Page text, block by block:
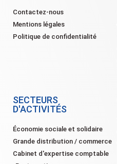
Contactez-nous
Mentions légales
Politique de confidentialité
SECTEURS
D'ACTIVITÉS
Économie sociale et solidaire
Grande distribution / commerce
Cabinet d'expertise comptable